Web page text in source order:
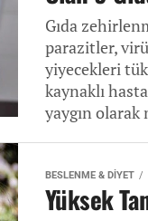
Gıda
parazitler,
yiyecekleri
kaynaklı
yaygın olarak
BESLENME & DIYET
Yüksek